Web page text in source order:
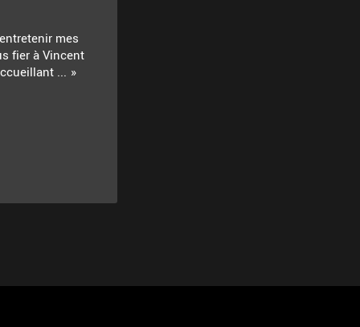
mes
fier à Vincent
...